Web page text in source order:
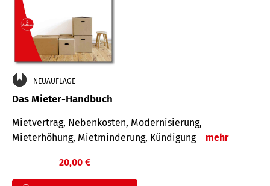
NEUAUFLAGE
Das Mieter-Handbuch
Mietvertrag, Nebenkosten, Modernisierung,
Mieterhöhung, Mietminderung, Kündigung
mehr
20,00 €